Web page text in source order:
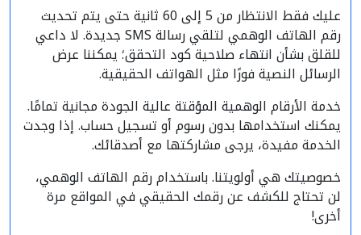
عليك فقط الانتظار من 5 إلى 60 ثانية حتى يتم تحديث
رقم الهاتف الوهمي لتلقي رسالة SMS جديدة. لا داعي
للقلق بشأن انتهاء صلاحية كود التحقق؛ يمكننا عرض
الرسائل النصية فورًا مثل الهواتف الحقيقية.
خدمة الأرقام الوهمية المؤقتة عالية الجودة مجانية تمامًا.
يمكنك استخدامها بدون رسوم أو تسجيل حساب. إذا وجدت
الخدمة مفيدة، يرجى مشاركتها مع أصدقائك.
خصوصيتك هي أولويتنا. باستخدام رقم الهاتف الوهمي،
لن تحتاج للكشف عن رقمك الحقيقي في المواقع مرة
أخرى!